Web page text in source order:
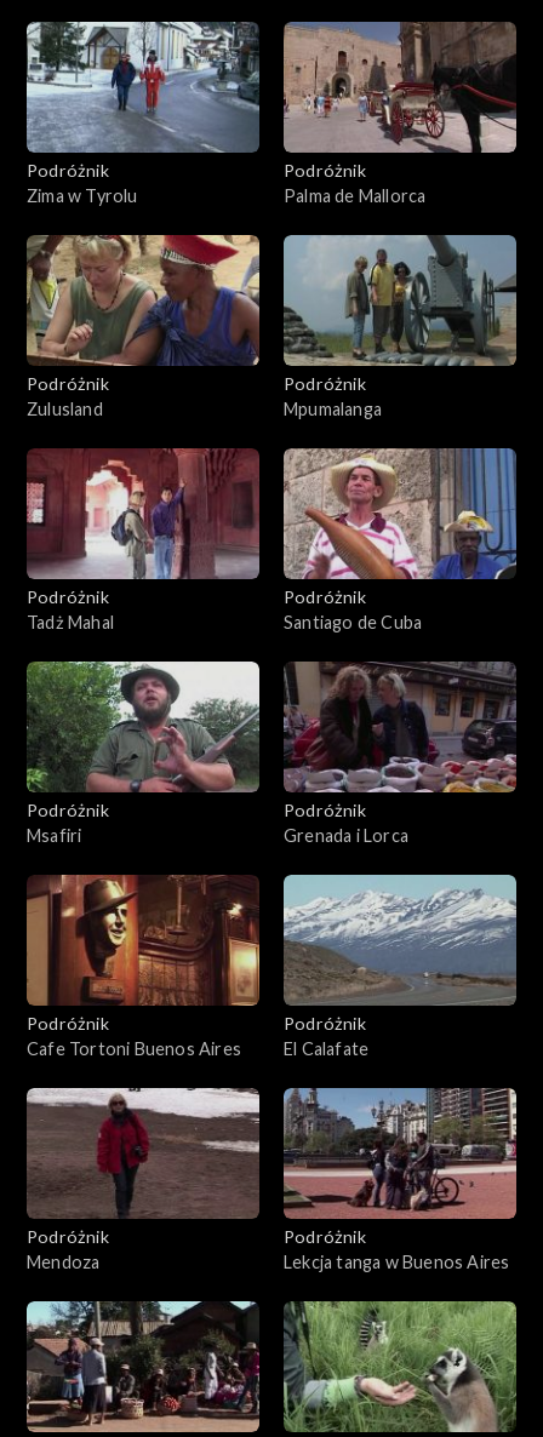
Podróżnik
Zima w Tyrolu
Podróżnik
Palma de Mallorca
Podróżnik
Zulusland
Podróżnik
Mpumalanga
Podróżnik
Tadż Mahal
Podróżnik
Santiago de Cuba
Podróżnik
Msafiri
Podróżnik
Grenada i Lorca
Podróżnik
Cafe Tortoni Buenos Aires
Podróżnik
El Calafate
Podróżnik
Mendoza
Podróżnik
Lekcja tanga w Buenos Aires